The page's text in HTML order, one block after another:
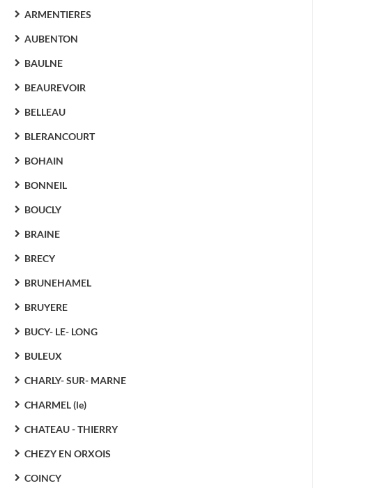
ARMENTIERES
AUBENTON
BAULNE
BEAUREVOIR
BELLEAU
BLERANCOURT
BOHAIN
BONNEIL
BOUCLY
BRAINE
BRECY
BRUNEHAMEL
BRUYERE
BUCY- LE- LONG
BULEUX
CHARLY- SUR- MARNE
CHARMEL (le)
CHATEAU - THIERRY
CHEZY EN ORXOIS
COINCY